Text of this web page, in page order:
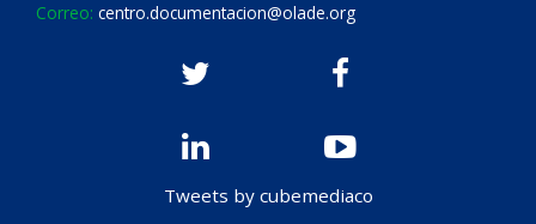
Correo: centro.documentacion@olade.org
Tweets by cubemediaco